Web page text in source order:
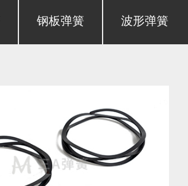
钢板弹簧 波形弹簧